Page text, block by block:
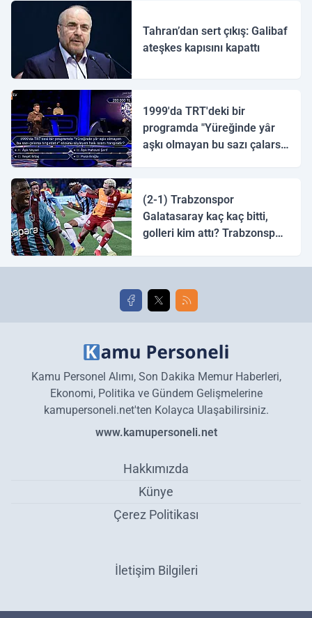
Tahran’dan sert çıkış: Galibaf
ateşkes kapısını kapattı
1999'da TRT'deki bir
programda "Yüreğinde yâr
aşkı olmayan bu sazı çalarsa
(2-1) Trabzonspor
Galatasaray kaç kaç bitti,
golleri kim attı? Trabzonspor
golleri!
Kamu Personel Alımı, Son Dakika Memur Haberleri,
Ekonomi, Politika ve Gündem Gelişmelerine
kamupersoneli.net'ten Kolayca Ulaşabilirsiniz.
www.kamupersoneli.net
Hakkımızda
Künye
Çerez Politikası
İletişim Bilgileri